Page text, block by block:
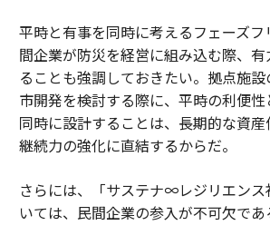
平時と有事を同時に考えるフェーズ
間企業が防災を経営に組み込む際、
ることも強調しておきたい。拠点施
市開発を検討する際に、平時の利便
同時に設計することは、長期的な資
継続力の強化に直結するからだ。
さらには、「サステナ∞レジリエン
いては、民間企業の参入が不可欠であ